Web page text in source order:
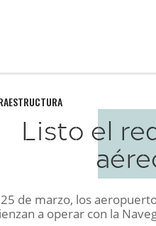
Listo el
de marzo, los
a operar con la